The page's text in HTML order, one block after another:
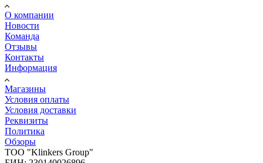
О компании
Новости
Команда
Отзывы
Контакты
Информация
Магазины
Условия оплаты
Условия доставки
Реквизиты
Политика
Обзоры
TOO "Klinkers Group"